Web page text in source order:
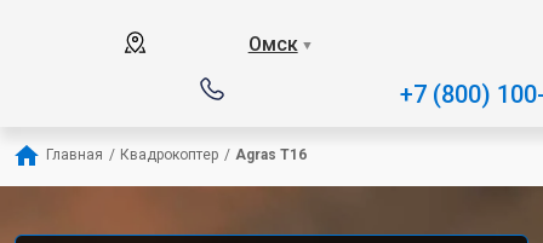
Омск ▼
+7 (800)
Главная / Квадрокоптер / Agras T16